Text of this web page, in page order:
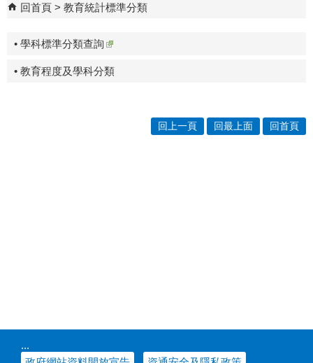
回首頁 教育統計標準分類
• 學科標準分類查詢
• 教育程度及學科分類
回上一頁 回最上面 回首頁
:::